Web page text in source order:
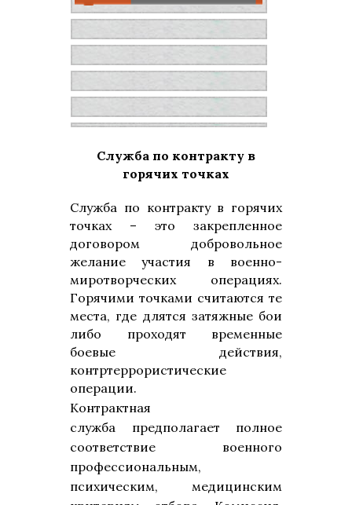
Служба по контракту в
горячих точках
Служба по контракту в горячих
точках – это закрепленное
договором добровольное
желание участия в военно-
миротворческих операциях.
Горячими точками считаются те
места, где длятся затяжные бои
либо проходят временные
боевые действия,
контртеррористические
операции.
Контрактная
служба предполагает полное
соответствие военного
профессиональным,
психическим, медицинским